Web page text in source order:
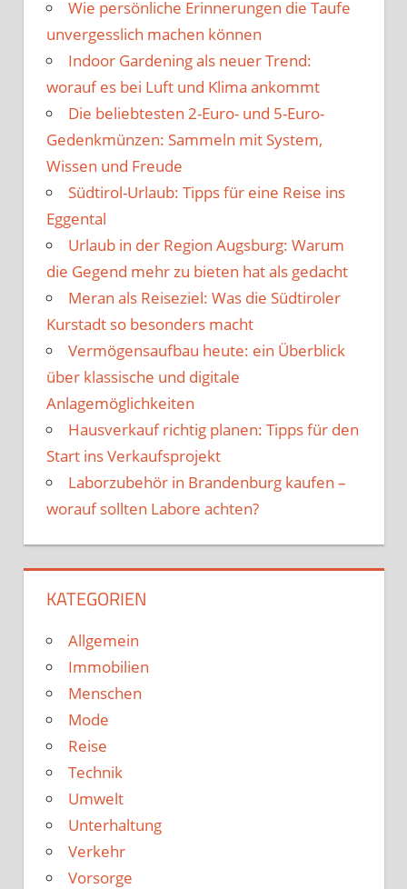
Wie persönliche Erinnerungen die Taufe
unvergesslich machen können
Indoor Gardening als neuer Trend:
worauf es bei Luft und Klima ankommt
Die beliebtesten 2-Euro- und 5-Euro-
Gedenkmünzen: Sammeln mit System,
Wissen und Freude
Südtirol-Urlaub: Tipps für eine Reise ins
Eggental
Urlaub in der Region Augsburg: Warum
die Gegend mehr zu bieten hat als gedacht
Meran als Reiseziel: Was die Südtiroler
Kurstadt so besonders macht
Vermögensaufbau heute: ein Überblick
über klassische und digitale
Anlagemöglichkeiten
Hausverkauf richtig planen: Tipps für den
Start ins Verkaufsprojekt
Laborzubehör in Brandenburg kaufen –
worauf sollten Labore achten?
KATEGORIEN
Allgemein
Immobilien
Menschen
Mode
Reise
Technik
Umwelt
Unterhaltung
Verkehr
Vorsorge